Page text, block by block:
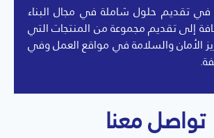
تقديم حلول شاملة في مجال البناء
إلى تقديم مجموعة من المنتجات التي
الأمان والسلامة في مواقع العمل وفي
تواصل معنا